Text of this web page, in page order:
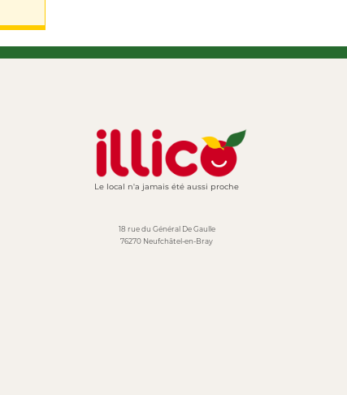
Le local n'a jamais été aussi proche
18 rue du Général De Gaulle
76270 Neufchâtel-en-Bray